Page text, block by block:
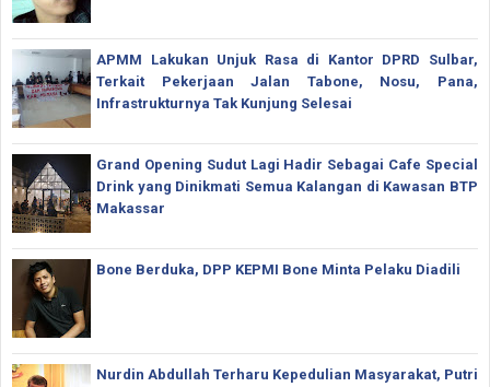
APMM Lakukan Unjuk Rasa di Kantor DPRD Sulbar,
Terkait Pekerjaan Jalan Tabone, Nosu, Pana,
Infrastrukturnya Tak Kunjung Selesai
Grand Opening Sudut Lagi Hadir Sebagai Cafe Special
Drink yang Dinikmati Semua Kalangan di Kawasan BTP
Makassar
Bone Berduka, DPP KEPMI Bone Minta Pelaku Diadili
Nurdin Abdullah Terharu Kepedulian Masyarakat, Putri